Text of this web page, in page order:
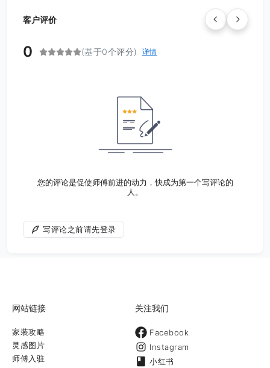
客户评价
0 (基于0个评分) 详情
您的评论是促使师傅前进的动力，快成为第一个写评论的
人。
写评论之前请先登录
网站链接
家装攻略
灵感图片
师傅入驻
关注我们
Facebook
Instagram
小红书